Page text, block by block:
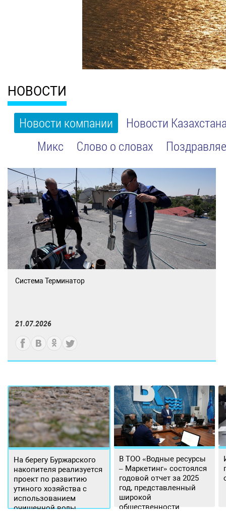
НОВОСТИ
Новости компании
Новости
Микс
Слово о словах
Система Терминатор
21.07.2026
На берегу Буржарского
накопителя реализуется
проект по развитию
утиного хозяйства с
использованием
очищенной воды
В ТОО «Водные ресурсы
– Маркетинг» состоялся
годовой отчет за 2025
год, представленный
широкой
общественности.